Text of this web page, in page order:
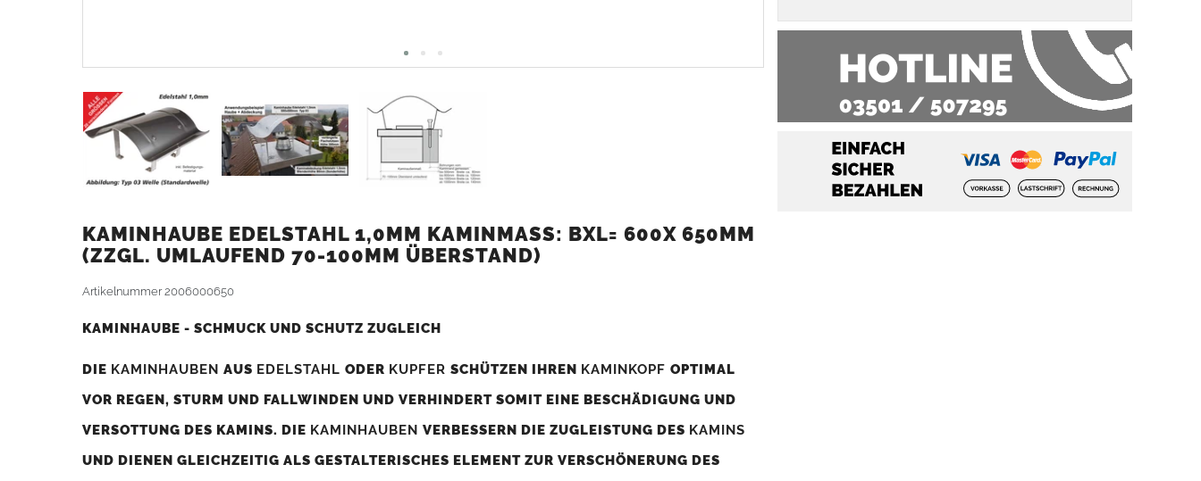
KAMINHAUBE EDELSTAHL 1,0MM KAMINMASS: BXL= 600X 650MM (
ZZGL. UMLAUFEND 70-100MM ÜBERSTAND)
Artikelnummer2006000650
KAMINHAUBE - SCHMUCK UND SCHUTZ ZUGLEICH
DIE KAMINHAUBEN AUS EDELSTAHL ODER KUPFER SCHÜTZEN IHREN KAMINKOPF OPTIMAL
VOR REGEN, STURM UND FALLWINDEN UND VERHINDERT SOMIT EINE BESCHÄDIGUNG UND
VERSOTTUNG DES KAMINS. DIE KAMINHAUBEN VERBESSERN DIE ZUGLEISTUNG DES KAMINS
UND DIENEN GLEICHZEITIG ALS GESTALTERISCHES ELEMENT ZUR VERSCHÖNERUNG DES